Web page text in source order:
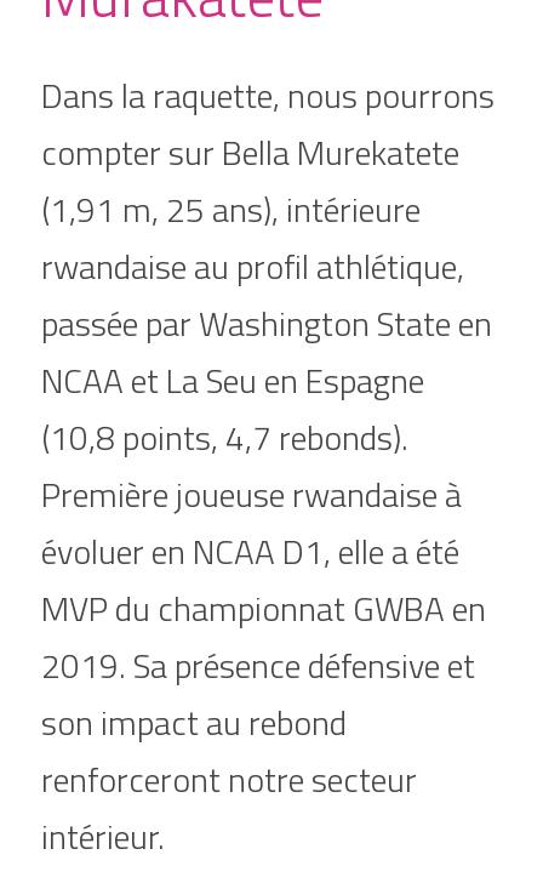
Dans la raquette, nous pourrons
compter sur Bella Murekatete
(1,91 m, 25 ans), intérieure
rwandaise au profil athlétique,
passée par Washington State en
NCAA et La Seu en Espagne
(10,8 points, 4,7 rebonds).
Première joueuse rwandaise à
évoluer en NCAA D1, elle a été
MVP du championnat GWBA en
2019. Sa présence défensive et
son impact au rebond
renforceront notre secteur
intérieur.